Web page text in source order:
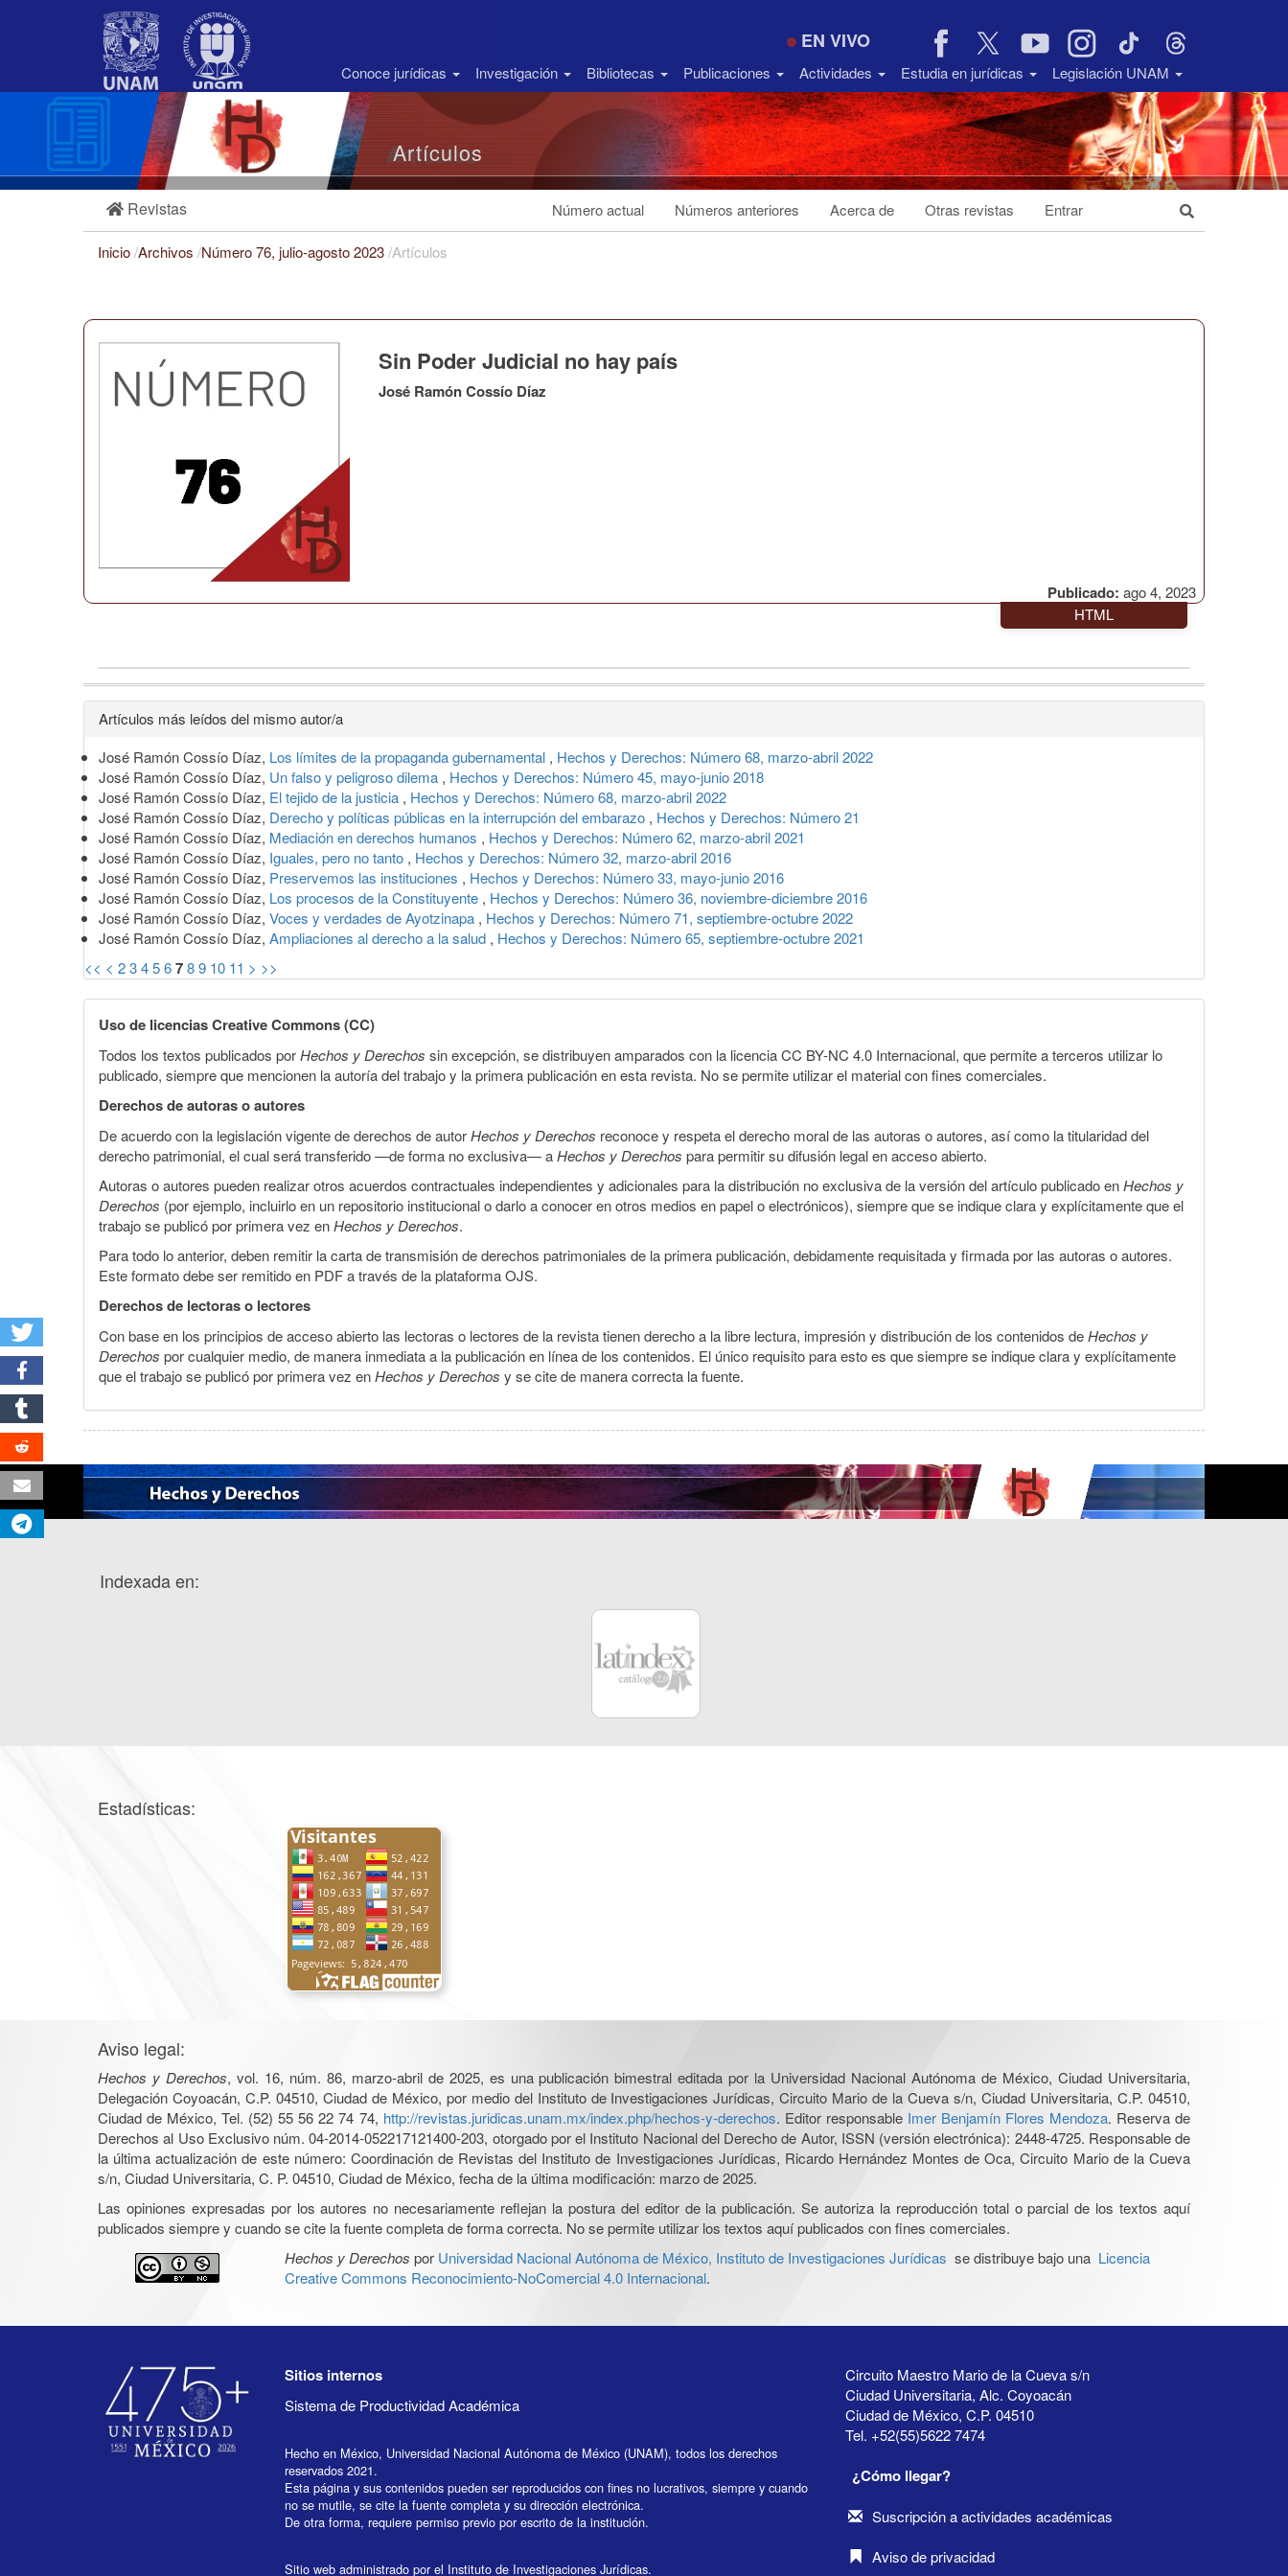
Barra
EN VIVO
Conoce jurídicas Investigación Bibliotecas Publicaciones Actividades Estudia en jurídicas Legislación UNAM
Artículos
Revistas Número actual Números anteriores Acerca de Otras revistas Entrar
Inicio/Archivos /Número 76, julio-agosto 2023/Artículos
Publicado: ago 4, 2023
Sin Poder Judicial no hay país
José Ramón Cossío Díaz
HTML
Detalles
del
artículo
Artículos más leídos del mismo autor/a
José Ramón Cossío Díaz, Los límites de la propaganda gubernamental , Hechos y Derechos: Número 68, marzo-abril 2022
José Ramón Cossío Díaz, Un falso y peligroso dilema , Hechos y Derechos: Número 45, mayo-junio 2018
José Ramón Cossío Díaz, El tejido de la justicia , Hechos y Derechos: Número 68, marzo-abril 2022
José Ramón Cossío Díaz, Derecho y políticas públicas en la interrupción del embarazo , Hechos y Derechos: Número 21
José Ramón Cossío Díaz, Mediación en derechos humanos , Hechos y Derechos: Número 62, marzo-abril 2021
José Ramón Cossío Díaz, Iguales, pero no tanto , Hechos y Derechos: Número 32, marzo-abril 2016
José Ramón Cossío Díaz, Preservemos las instituciones , Hechos y Derechos: Número 33, mayo-junio 2016
José Ramón Cossío Díaz, Los procesos de la Constituyente , Hechos y Derechos: Número 36, noviembre-diciembre 2016
José Ramón Cossío Díaz, Voces y verdades de Ayotzinapa , Hechos y Derechos: Número 71, septiembre-octubre 2022
José Ramón Cossío Díaz, Ampliaciones al derecho a la salud , Hechos y Derechos: Número 65, septiembre-octubre 2021
<< < 23456789 10 11 > >>
Uso de licencias Creative Commons (CC)
Todos los textos publicados porHechos y Derechos sin excepción, se distribuyen amparados con la licencia CC BY-NC 4.0 Internacional, que permite a terceros utilizar lo
publicado, siempre que mencionen la autoría del trabajo y la primera publicación en esta revista. No se permite utilizar el material con fines comerciales.
Derechos de autoras o autores
De acuerdo con la legislación vigente de derechos de autorHechos y Derechos reconoce y respeta el derecho moral de las autoras o autores, así como la titularidad del
derecho patrimonial, el cual será transferido —de forma no exclusiva— aHechos y Derechos para permitir su difusión legal en acceso abierto.
Autoras o autores pueden realizar otros acuerdos contractuales independientes y adicionales para la distribución no exclusiva de la versión del artículo publicado enHechos y
Derechos (por ejemplo, incluirlo en un repositorio institucional o darlo a conocer en otros medios en papel o electrónicos), siempre que se indique clara y explícitamente que el
trabajo se publicó por primera vez enHechos y Derechos.
Para todo lo anterior, deben remitir la carta de transmisión de derechos patrimoniales de la primera publicación, debidamente requisitada y firmada por las autoras o autores.
Este formato debe ser remitido en PDF a través de la plataforma OJS.
Derechos de lectoras o lectores
Con base en los principios de acceso abierto las lectoras o lectores de la revista tienen derecho a la libre lectura, impresión y distribución de los contenidos deHechos y
Derechos por cualquier medio, de manera inmediata a la publicación en línea de los contenidos. El único requisito para esto es que siempre se indique clara y explícitamente
que el trabajo se publicó por primera vez enHechos y Derechos y se cite de manera correcta la fuente.
Indexada en:
Estadísticas:
Aviso legal:
Hechos y Derechos, vol. 16, núm. 86, marzo-abril de 2025, es una publicación bimestral editada por la Universidad Nacional Autónoma de México, Ciudad Universitaria,
Delegación Coyoacán, C.P. 04510, Ciudad de México, por medio del Instituto de Investigaciones Jurídicas, Circuito Mario de la Cueva s/n, Ciudad Universitaria, C.P. 04510,
Ciudad de México, Tel. (52) 55 56 22 74 74, http://revistas.juridicas.unam.mx/index.php/hechos-y-derechos. Editor responsable Imer Benjamín Flores Mendoza. Reserva de
Derechos al Uso Exclusivo núm. 04-2014-052217121400-203, otorgado por el Instituto Nacional del Derecho de Autor, ISSN (versión electrónica): 2448-4725. Responsable de
la última actualización de este número: Coordinación de Revistas del Instituto de Investigaciones Jurídicas, Ricardo Hernández Montes de Oca, Circuito Mario de la Cueva
s/n, Ciudad Universitaria, C. P. 04510, Ciudad de México, fecha de la última modificación: marzo de 2025.
Las opiniones expresadas por los autores no necesariamente reflejan la postura del editor de la publicación. Se autoriza la reproducción total o parcial de los textos aquí
publicados siempre y cuando se cite la fuente completa de forma correcta. No se permite utilizar los textos aquí publicados con fines comerciales.
Hechos y Derechos por Universidad Nacional Autónoma de México, Instituto de Investigaciones Jurídicas se distribuye bajo una Licencia
Creative Commons Reconocimiento-NoComercial 4.0 Internacional.
Sitios internos
Sistema de Productividad Académica
Hecho en México, Universidad Nacional Autónoma de México (UNAM), todos los derechos
reservados 2021.
Esta página y sus contenidos pueden ser reproducidos con fines no lucrativos, siempre y cuando
no se mutile, se cite la fuente completa y su dirección electrónica.
De otra forma, requiere permiso previo por escrito de la institución.
Sitio web administrado por el Instituto de Investigaciones Jurídicas.
Circuito Maestro Mario de la Cueva s/n
Ciudad Universitaria, Alc. Coyoacán
Ciudad de México, C.P. 04510
Tel. +52(55)5622 7474
¿Cómo llegar?
Suscripción a actividades académicas
Aviso de privacidad